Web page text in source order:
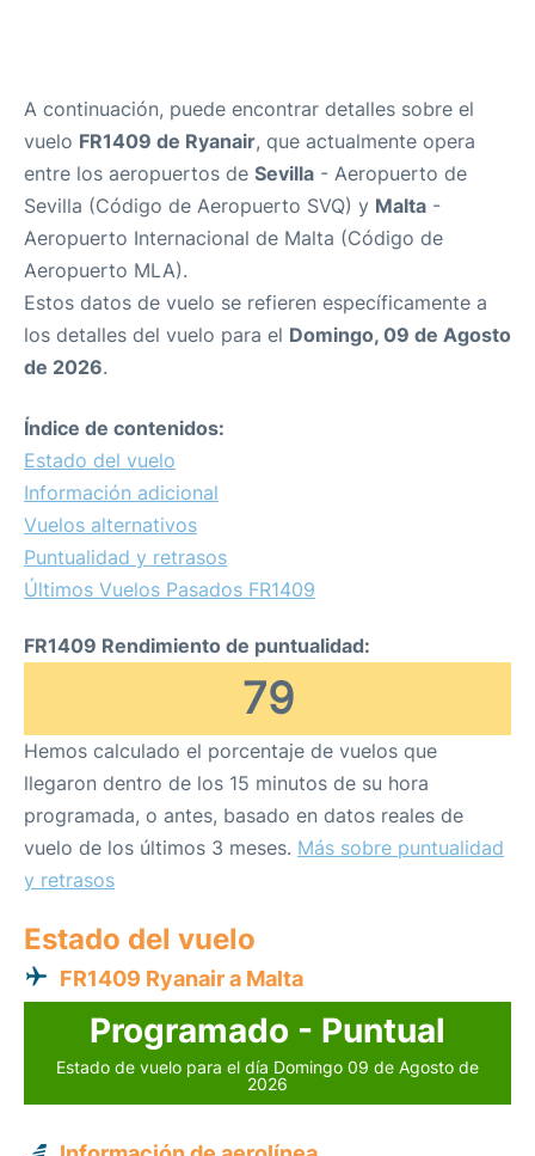
A continuación, puede encontrar detalles sobre el
vuelo FR1409 de Ryanair, que actualmente opera
entre los aeropuertos de Sevilla - Aeropuerto de
Sevilla (Código de Aeropuerto SVQ) y Malta -
Aeropuerto Internacional de Malta (Código de
Aeropuerto MLA).
Estos datos de vuelo se refieren específicamente a
los detalles del vuelo para el Domingo, 09 de Agosto
de 2026.
Índice de contenidos:
Estado del vuelo
Información adicional
Vuelos alternativos
Puntualidad y retrasos
Últimos Vuelos Pasados FR1409
FR1409 Rendimiento de puntualidad:
79
Hemos calculado el porcentaje de vuelos que
llegaron dentro de los 15 minutos de su hora
programada, o antes, basado en datos reales de
vuelo de los últimos 3 meses. Más sobre puntualidad
y retrasos
Estado del vuelo
FR1409 Ryanair a Malta
Programado - Puntual
Estado de vuelo para el día Domingo 09 de Agosto de
2026